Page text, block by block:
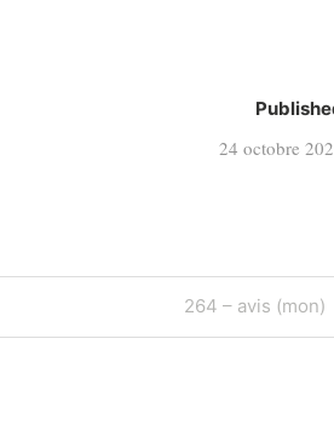
24 octobre
Next
Post
264 – avis (mon)